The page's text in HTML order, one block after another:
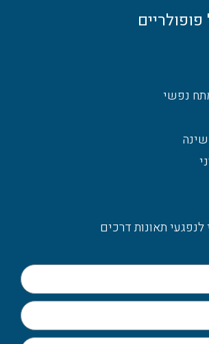
נפשי
לנפגעי תאונות דרכים